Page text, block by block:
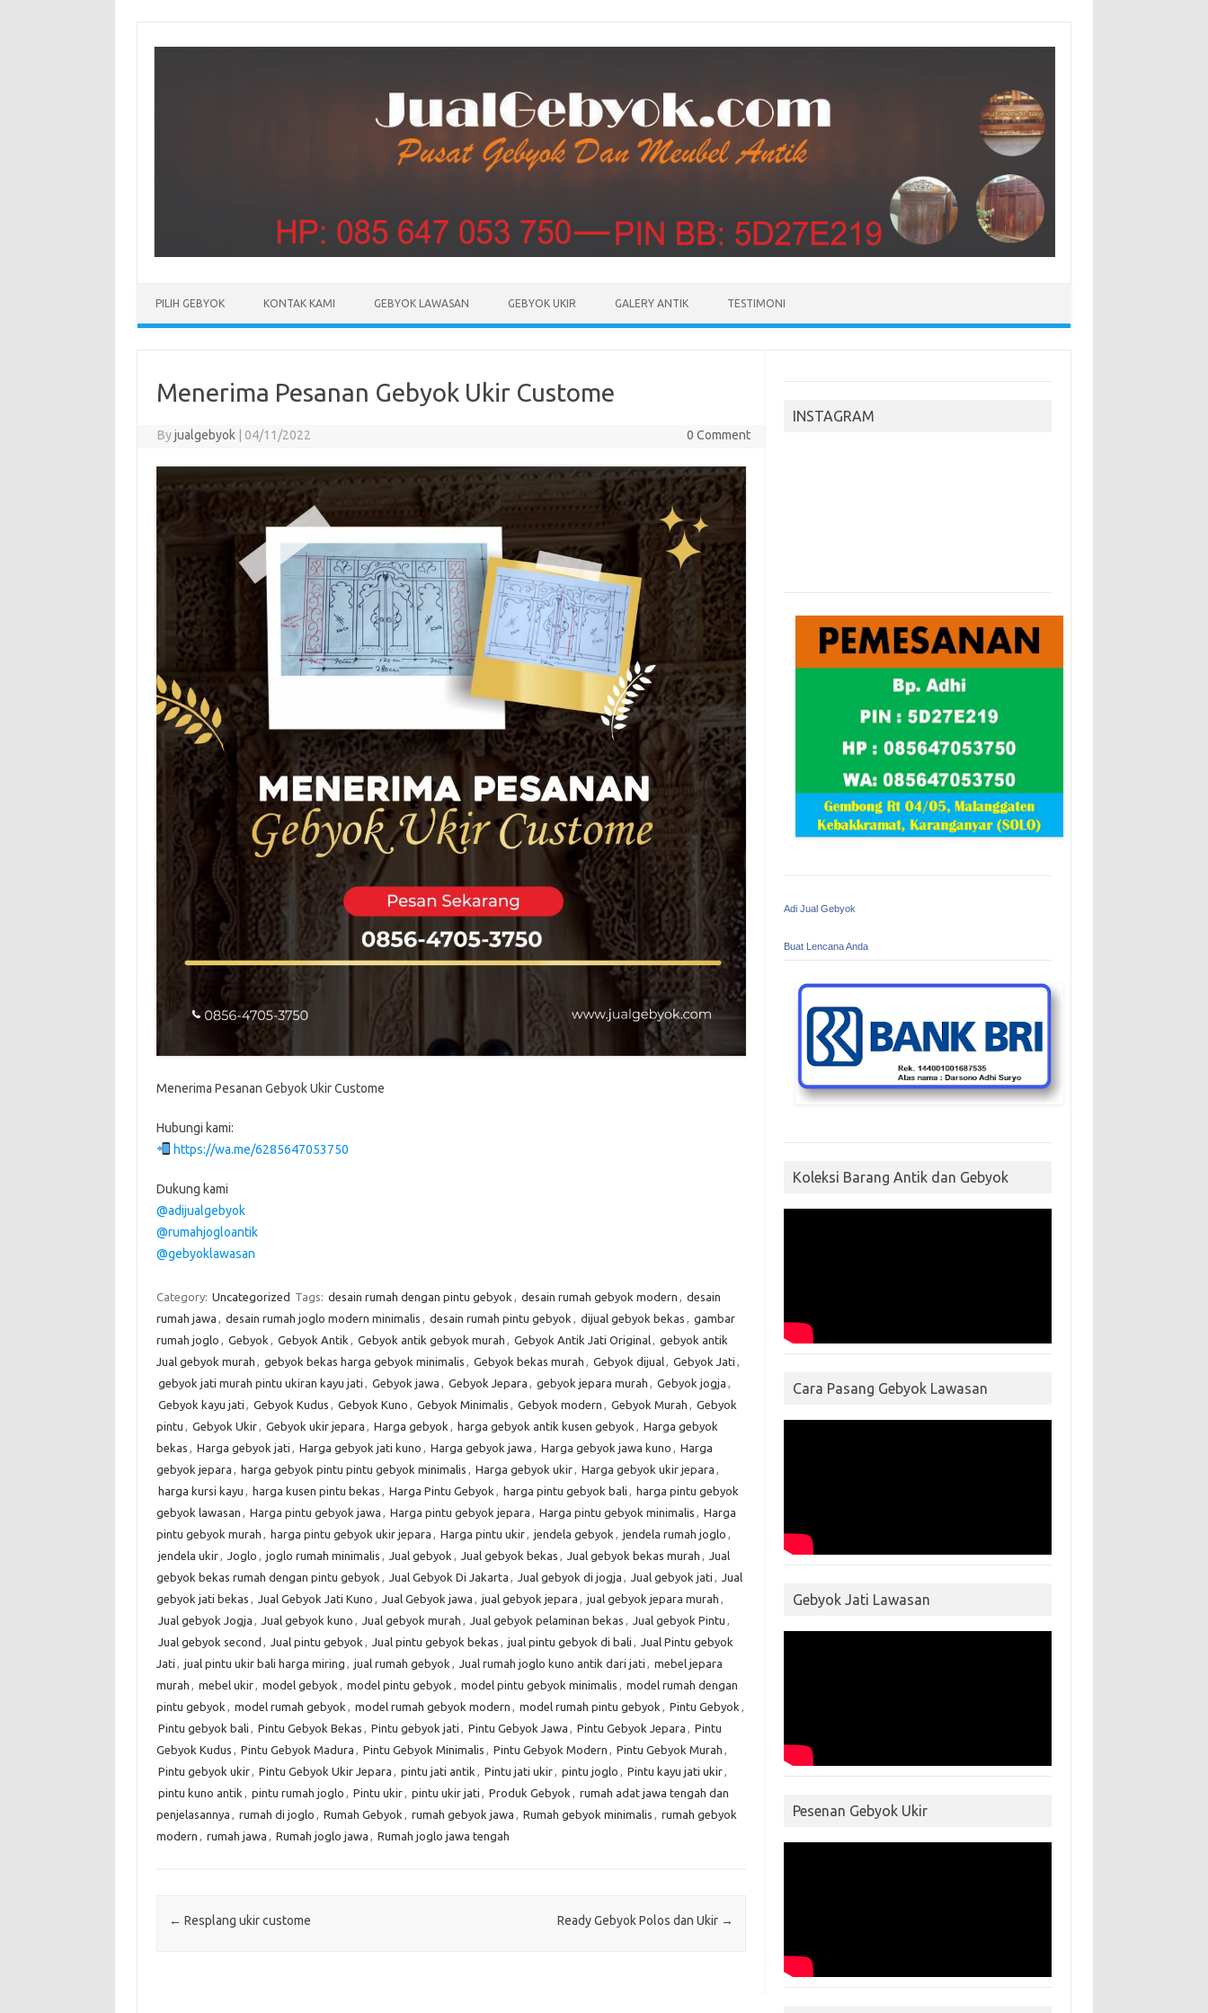
PILIH GEBYOK KONTAK KAMI GEBYOK LAWASAN GEBYOK UKIR GALERY ANTIK TESTIMONI
Menerima Pesanan Gebyok Ukir Custome
Byjualgebyok 04/11/2022 0 Comment
Menerima Pesanan Gebyok Ukir Custome
Hubungi kami:
https://wa.me/6285647053750
Dukung kami
@adijualgebyok
@rumahjogloantik
@gebyoklawasan
Category: Uncategorized Tags: desain rumah dengan pintu gebyok , desain rumah gebyok modern , desain
rumah jawa , desain rumah joglo modern minimalis , desain rumah pintu gebyok , dijual gebyok bekas , gambar
rumah joglo , Gebyok , Gebyok Antik , Gebyok antik gebyok murah , Gebyok Antik Jati Original, gebyok antik
Jual gebyok murah , gebyok bekas harga gebyok minimalis , Gebyok bekas murah , Gebyok dijual, Gebyok Jati ,
gebyok jati murah pintu ukiran kayu jati , Gebyok jawa , Gebyok Jepara , gebyok jepara murah , Gebyok jogja ,
Gebyok kayu jati , Gebyok Kudus , Gebyok Kuno , Gebyok Minimalis , Gebyok modern , Gebyok Murah , Gebyok
pintu , Gebyok Ukir, Gebyok ukir jepara , Harga gebyok , harga gebyok antik kusen gebyok , Harga gebyok
bekas , Harga gebyok jati , Harga gebyok jati kuno , Harga gebyok jawa , Harga gebyok jawa kuno , Harga
gebyok jepara , harga gebyok pintu pintu gebyok minimalis , Harga gebyok ukir, Harga gebyok ukir jepara ,
harga kursi kayu , harga kusen pintu bekas , Harga Pintu Gebyok , harga pintu gebyok bali , harga pintu gebyok
gebyok lawasan , Harga pintu gebyok jawa , Harga pintu gebyok jepara , Harga pintu gebyok minimalis , Harga
pintu gebyok murah , harga pintu gebyok ukir jepara , Harga pintu ukir, jendela gebyok , jendela rumah joglo ,
jendela ukir, Joglo , joglo rumah minimalis , Jual gebyok , Jual gebyok bekas , Jual gebyok bekas murah , Jual
gebyok bekas rumah dengan pintu gebyok , Jual Gebyok Di Jakarta , Jual gebyok di jogja , Jual gebyok jati , Jual
gebyok jati bekas , Jual Gebyok Jati Kuno , Jual Gebyok jawa , jual gebyok jepara , jual gebyok jepara murah ,
Jual gebyok Jogja , Jual gebyok kuno , Jual gebyok murah , Jual gebyok pelaminan bekas , Jual gebyok Pintu ,
Jual gebyok second , Jual pintu gebyok , Jual pintu gebyok bekas , jual pintu gebyok di bali , Jual Pintu gebyok
Jati , jual pintu ukir bali harga miring , jual rumah gebyok , Jual rumah joglo kuno antik dari jati , mebel jepara
murah , mebel ukir, model gebyok , model pintu gebyok , model pintu gebyok minimalis , model rumah dengan
pintu gebyok , model rumah gebyok , model rumah gebyok modern , model rumah pintu gebyok , Pintu Gebyok ,
Pintu gebyok bali , Pintu Gebyok Bekas , Pintu gebyok jati , Pintu Gebyok Jawa , Pintu Gebyok Jepara , Pintu
Gebyok Kudus , Pintu Gebyok Madura , Pintu Gebyok Minimalis , Pintu Gebyok Modern , Pintu Gebyok Murah ,
Pintu gebyok ukir, Pintu Gebyok Ukir Jepara , pintu jati antik , Pintu jati ukir, pintu joglo , Pintu kayu jati ukir,
pintu kuno antik , pintu rumah joglo , Pintu ukir, pintu ukir jati , Produk Gebyok , rumah adat jawa tengah dan
penjelasannya , rumah di joglo , Rumah Gebyok , rumah gebyok jawa , Rumah gebyok minimalis , rumah gebyok
modern , rumah jawa , Rumah joglo jawa , Rumah joglo jawa tengah
Post navigation
← Resplang ukir custome Ready Gebyok Polos dan Ukir →
INSTAGRAM
Adi Jual Gebyok
Buat Lencana Anda
Koleksi Barang Antik dan Gebyok
Cara Pasang Gebyok Lawasan
Gebyok Jati Lawasan
Pesenan Gebyok Ukir